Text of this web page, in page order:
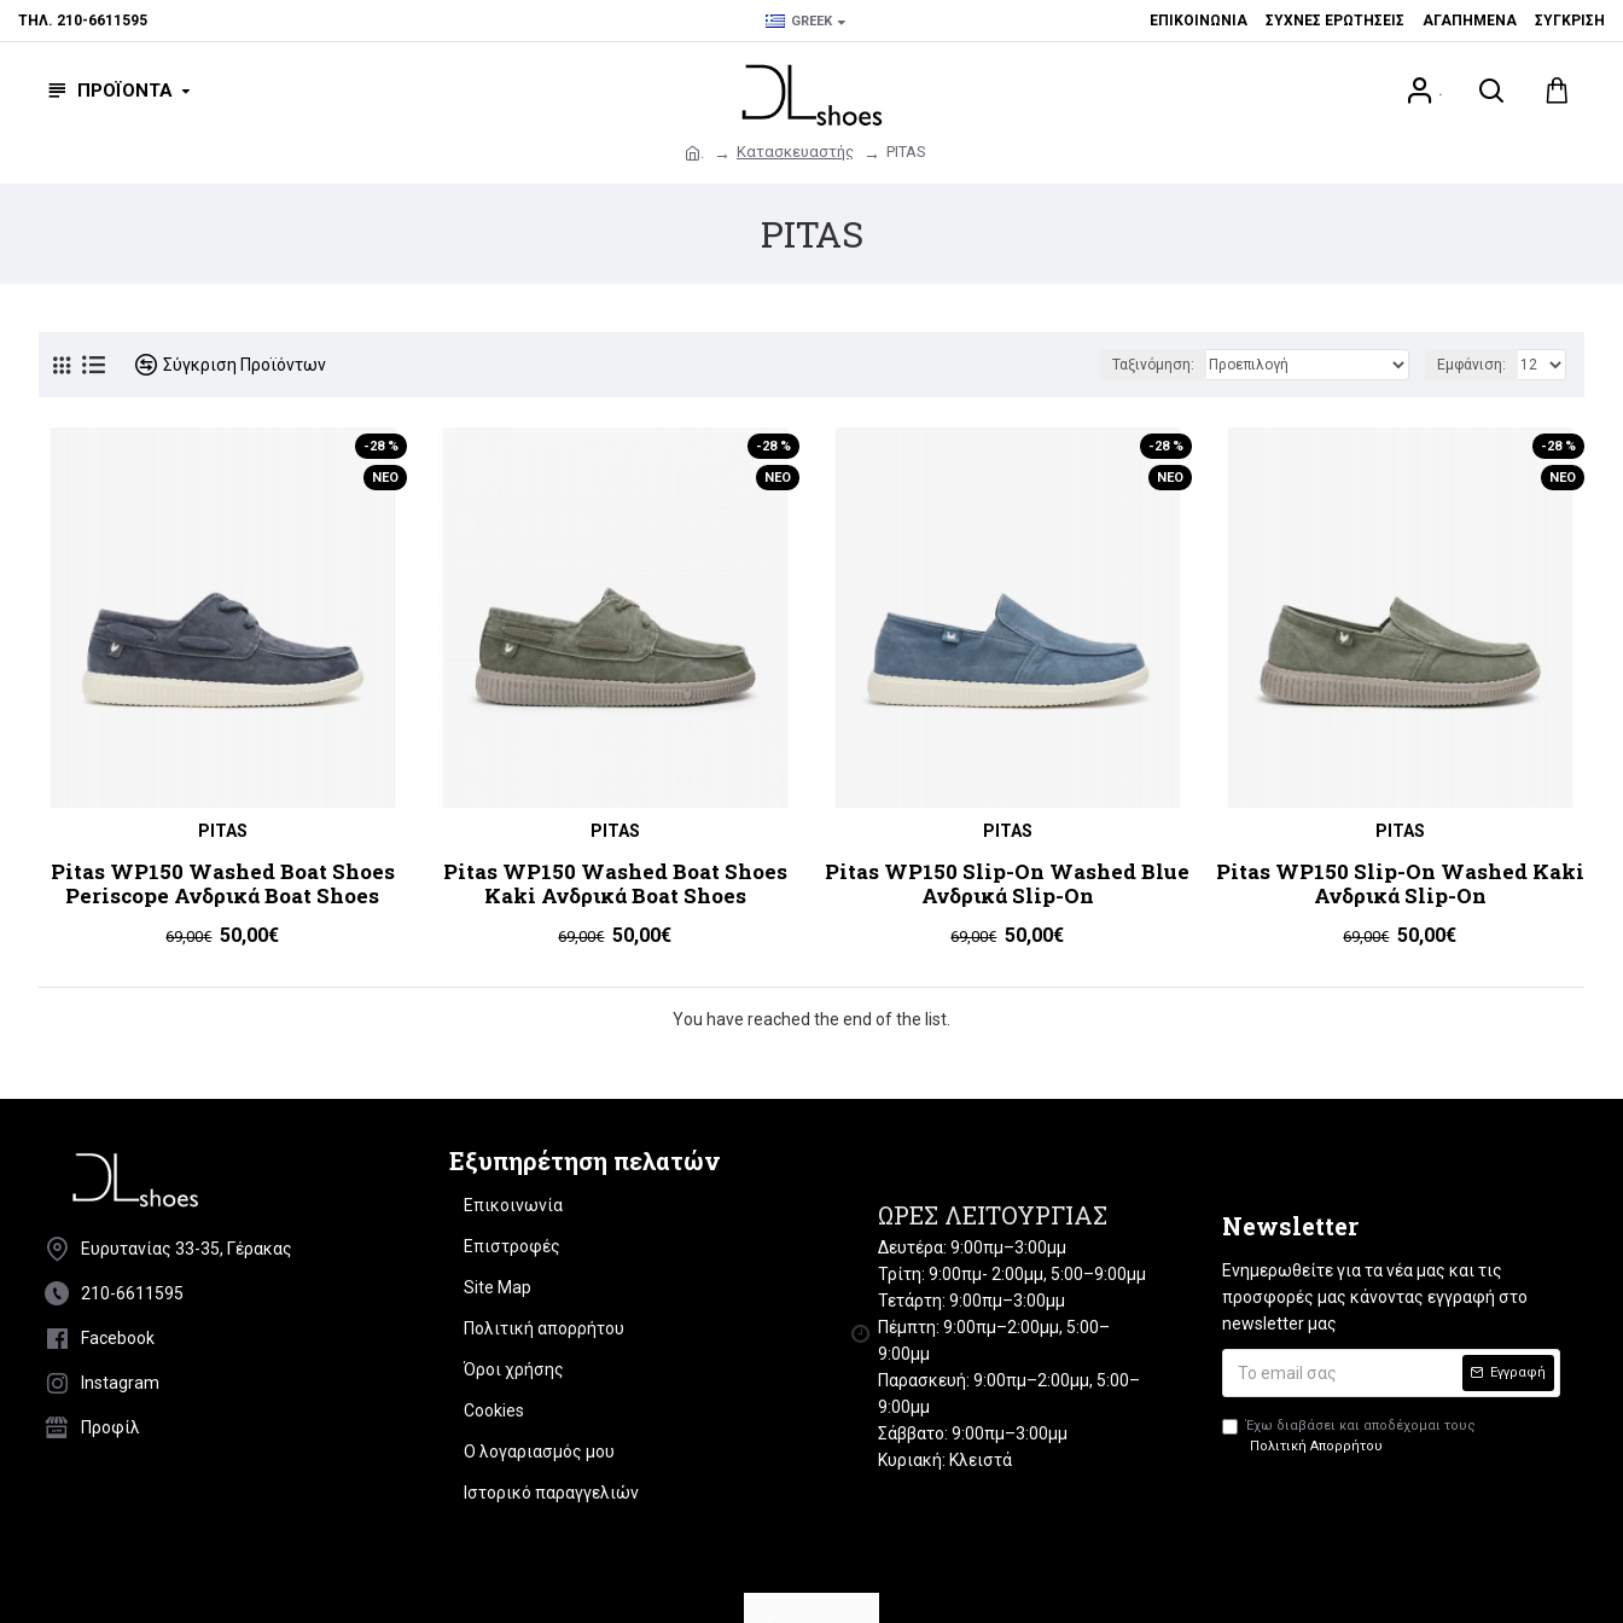
ΤΗΛ. 210-6611595 GREEK ΕΠΙΚΟΙΝΩΝΊΑ ΣΥΧΝΈΣ ΕΡΩΤΉΣΕΙΣ ΑΓΑΠΗΜΈΝΑ ΣΎΓΚΡΙΣΗ
ΠΡΟΪΟΝΤΑ .
. Κατασκευαστής PITAS
PITAS
Σύγκριση Προϊόντων Ταξινόμηση: Εμφάνιση:
ΝΈΟ
-28 %
PITAS
Pitas WP150 Washed Boat Shoes
Periscope Ανδρικά Boat Shoes
50,00€
69,00€
ΝΈΟ
-28 %
PITAS
Pitas WP150 Washed Boat Shoes
Kaki Ανδρικά Boat Shoes
50,00€
69,00€
ΝΈΟ
-28 %
PITAS
Pitas WP150 Slip-On Washed Blue
Ανδρικά Slip-On
50,00€
69,00€
ΝΈΟ
-28 %
PITAS
Pitas WP150 Slip-On Washed Kaki
Ανδρικά Slip-On
50,00€
69,00€
You have reached the end of the list.
Ευρυτανίας 33-35, Γέρακας
210-6611595
Facebook
Instagram
Προφίλ
Εξυπηρέτηση πελατών
Επικοινωνία
Επιστροφές
Site Map
Πολιτική απορρήτου
Όροι χρήσης
Cookies
Ο λογαριασμός μου
Ιστορικό παραγγελιών
ΏΡΕΣ ΛΕΙΤΟΥΡΓΊΑΣ
Δευτέρα: 9:00πμ–3:00μμ
Τρίτη: 9:00πμ- 2:00μμ, 5:00–9:00μμ
Τετάρτη: 9:00πμ–3:00μμ
Πέμπτη: 9:00πμ–2:00μμ, 5:00–
9:00μμ
Παρασκευή: 9:00πμ–2:00μμ, 5:00–
9:00μμ
Σάββατο: 9:00πμ–3:00μμ
Κυριακή: Κλειστά
Newsletter
Ενημερωθείτε για τα νέα μας και τις
προσφορές μας κάνοντας εγγραφή στο
newsletter μας
Εγγραφή
Έχω διαβάσει και αποδέχομαι τους
Πολιτική Απορρήτου